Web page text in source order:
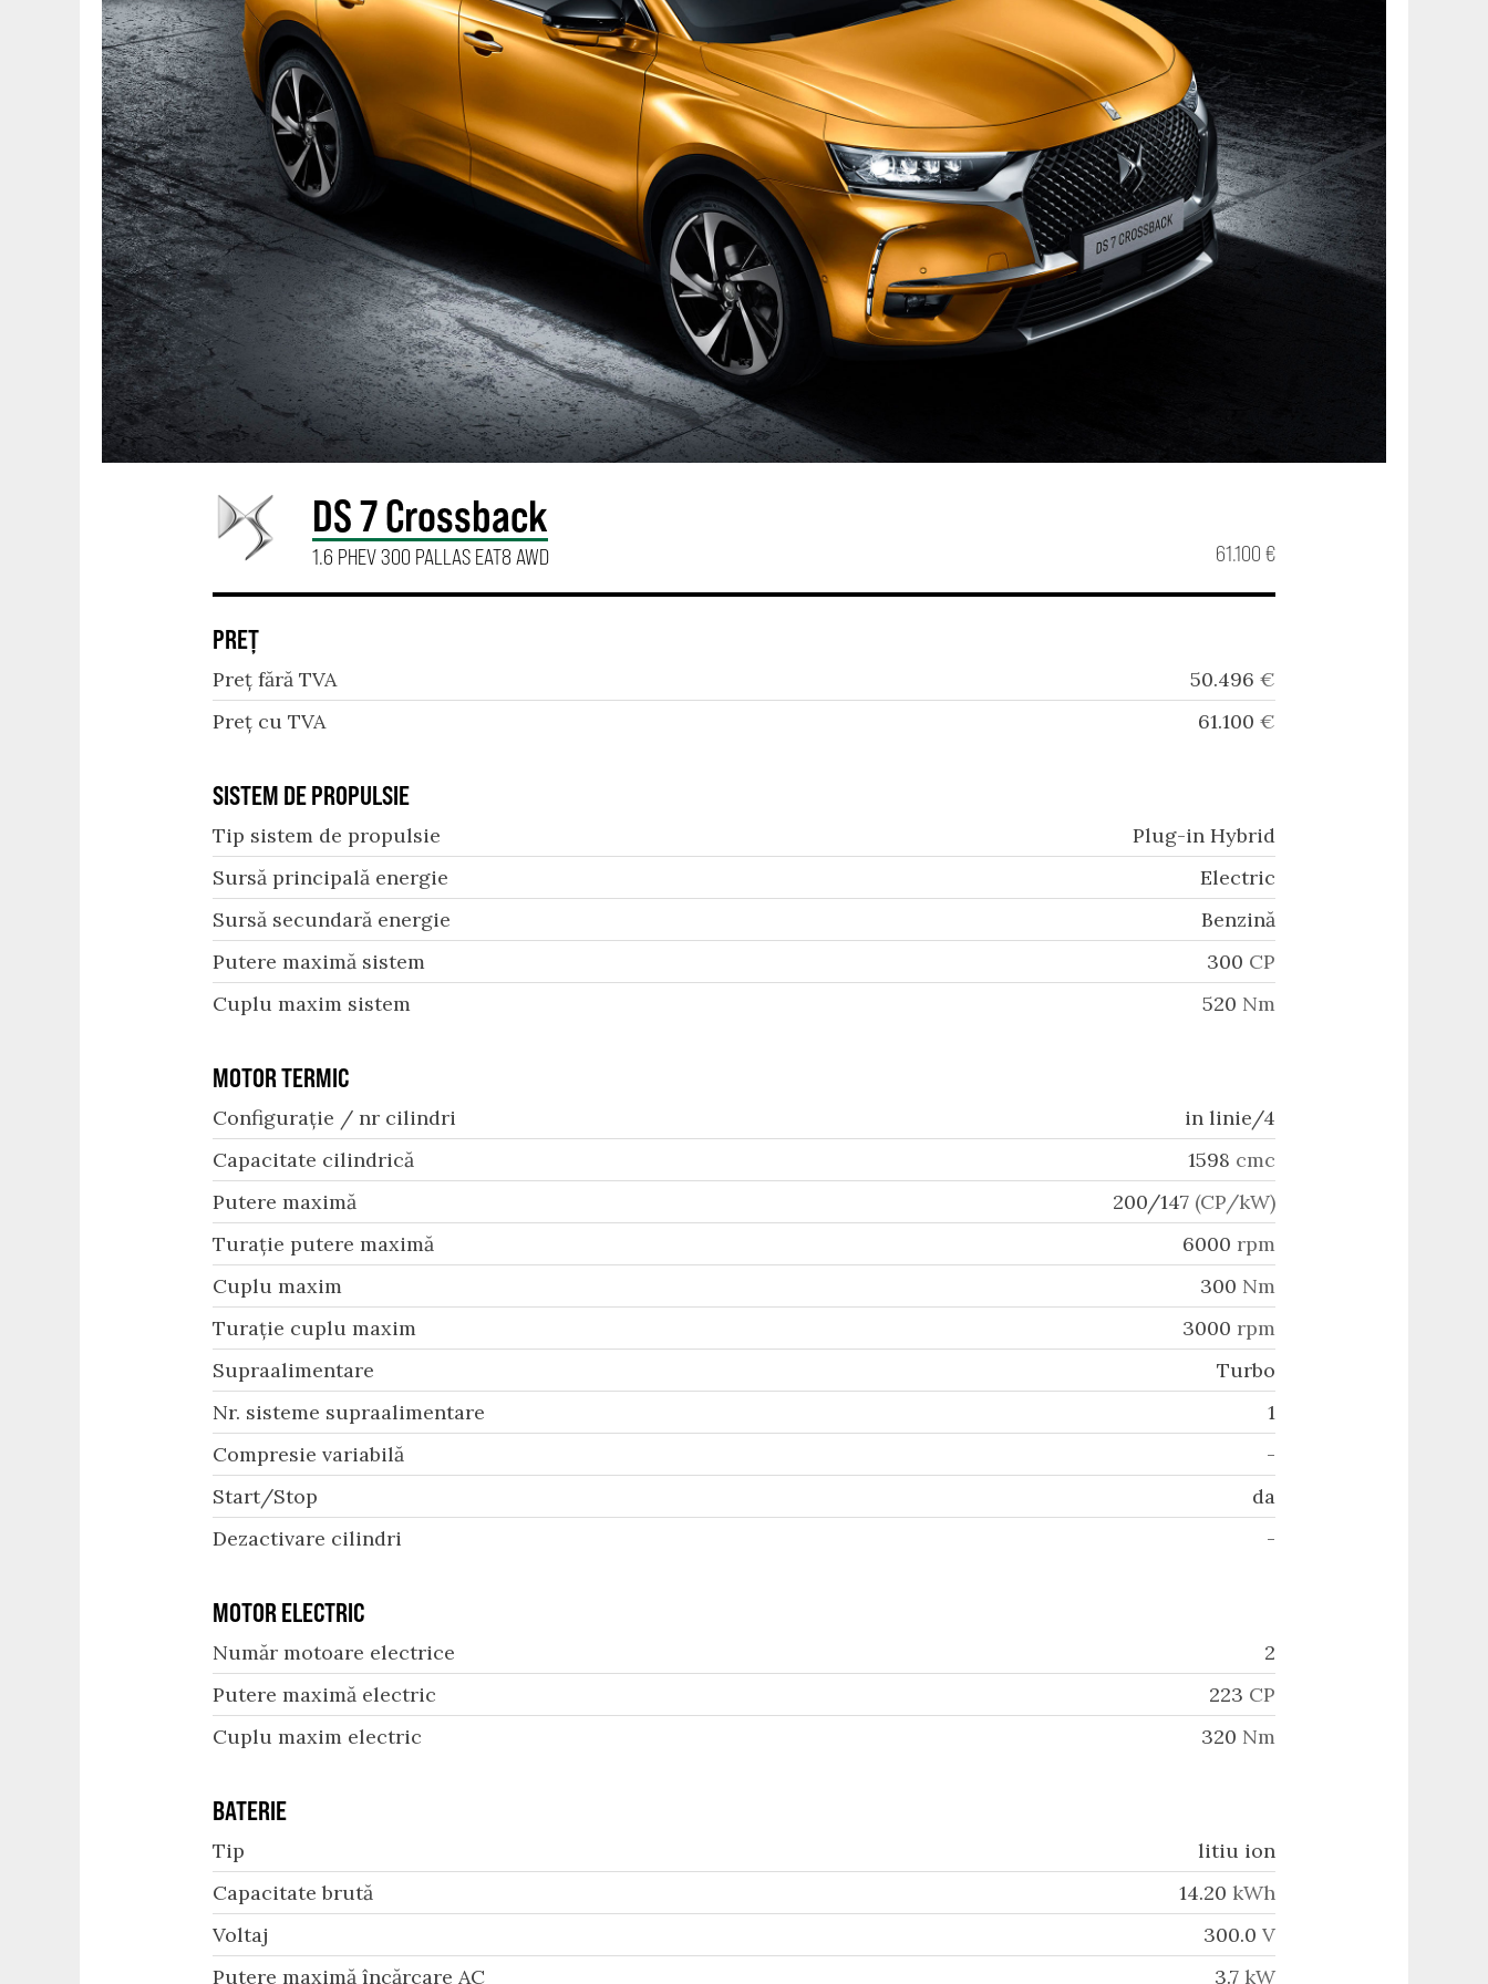
DS 7 Crossback
1.6 PHEV 300 PALLAS EAT8 AWD 61.100 €
PREȚ
Preț fără TVA 50.496 €
Preț cu TVA
61.100 €
SISTEM DE PROPULSIE
Tip sistem de propulsie
Plug-in Hybrid
Sursă principală energie
Electric
Sursă secundară energie
Benzină
Putere maximă sistem
300 CP
Cuplu maxim sistem
520 Nm
MOTOR TERMIC
Configurație / nr cilindri
in linie/4
Capacitate cilindrică
1598 cmc
Putere maximă
200/147 (CP/kW)
Turație putere maximă
6000 rpm
Cuplu maxim
300 Nm
Turație cuplu maxim
3000 rpm
Supraalimentare
Turbo
Nr. sisteme supraalimentare
1
Compresie variabilă
-
Start/Stop
da
Dezactivare cilindri
-
MOTOR ELECTRIC
Număr motoare electrice
2
Putere maximă electric
223 CP
Cuplu maxim electric
320 Nm
BATERIE
Tip
litiu ion
Capacitate brută
14.20 kWh
Voltaj
300.0 V
Putere maximă încărcare AC
3.7 kW